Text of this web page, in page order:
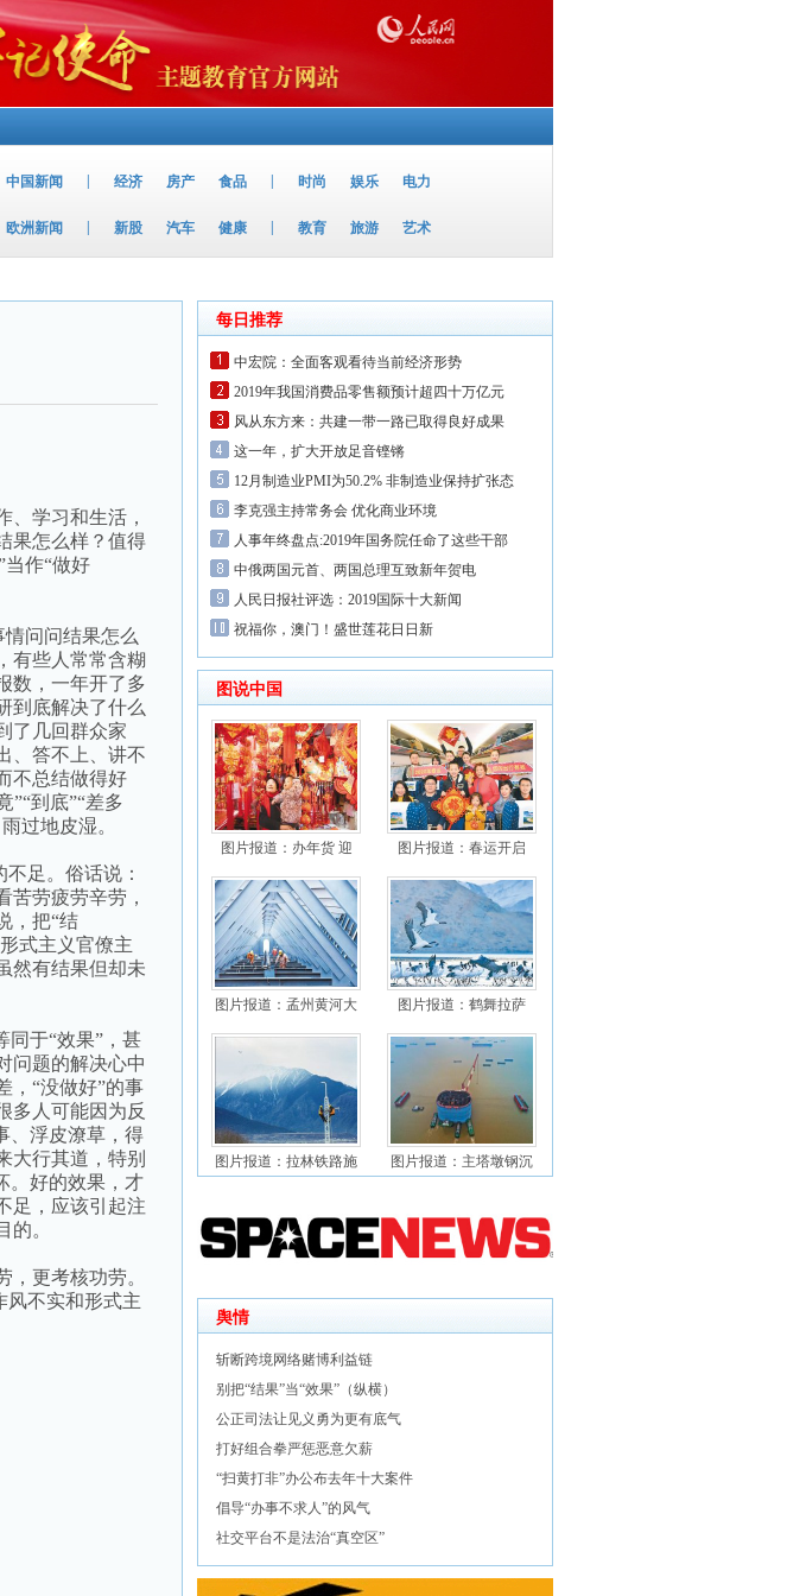
中国新闻 经济 房产 食品 时尚 娱乐 电力
欧洲新闻 新股 汽车 健康 教育 旅游 艺术
学习和生活，
果怎么样？值得
当作“做好
问问结果怎么
有些人常常含糊
数，一年开了多
到底解决了什么
了几回群众家
、答不上、讲不
不总结做得好
”“到底”“差多
过地皮湿。
足。俗话说：
苦劳疲劳辛劳，
，把“结
式主义官僚主
然有结果但却未
于“效果”，甚
问题的解决心中
，“没做好”的事
多人可能因为反
、浮皮潦草，得
大行其道，特别
。好的效果，才
足，应该引起注
。
更考核功劳。
风不实和形式主
每日推荐
中宏院：全面客观看待当前经济形势
2019年我国消费品零售额预计超四十万亿元
风从东方来：共建一带一路已取得良好成果
这一年，扩大开放足音铿锵
12月制造业PMI为50.2% 非制造业保持扩张态
李克强主持常务会 优化商业环境
人事年终盘点:2019年国务院任命了这些干部
中俄两国元首、两国总理互致新年贺电
人民日报社评选：2019国际十大新闻
祝福你，澳门！盛世莲花日日新
图说中国
图片报道：办年货 迎 图片报道：春运开启
图片报道：孟州黄河大 图片报道：鹤舞拉萨
图片报道：拉林铁路施 图片报道：主塔墩钢沉
舆情
斩断跨境网络赌博利益链
别把“结果”当“效果”（纵横）
公正司法让见义勇为更有底气
打好组合拳严惩恶意欠薪
“扫黄打非”办公布去年十大案件
倡导“办事不求人”的风气
社交平台不是法治“真空区”